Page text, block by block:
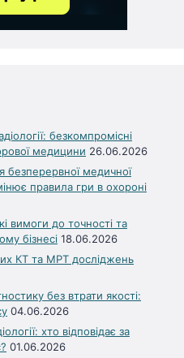
безкомпромісні
медицини 26.06.2026
безперервної медичної
правила гри в охороні
вимоги до точності та
бізнесі 18.06.2026
КТ та МРТ досліджень
без втрати якості:
04.06.2026
хто відповідає за
01.06.2026